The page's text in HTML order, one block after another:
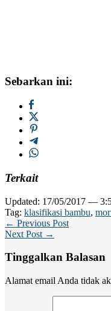
Sebarkan ini:
Terkait
Updated: 17/05/2017 —
Tag: klasifikasi bambu,
← Previous Post
Next Post →
Tinggalkan Balasan
Alamat email Anda tidak